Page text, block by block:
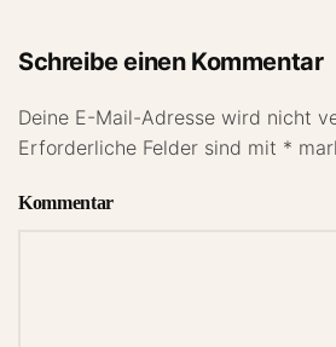
Schreibe einen Kommentar
Deine E-Mail-Adresse wird nicht
Erforderliche Felder sind mit *
Kommentar